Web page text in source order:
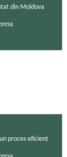
din Moldova
proces eficient